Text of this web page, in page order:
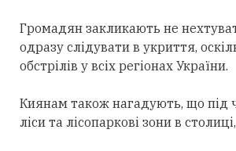
Громадян закликають не
одразу слідувати в укриття,
обстрілів у всіх регіонах України.
Киянам також нагадують, що під
ліси та лісопаркові зони в